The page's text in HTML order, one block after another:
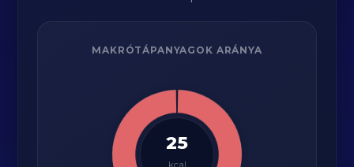
MAKRÓTÁPANYAGOK ARÁNYA
25
kcal